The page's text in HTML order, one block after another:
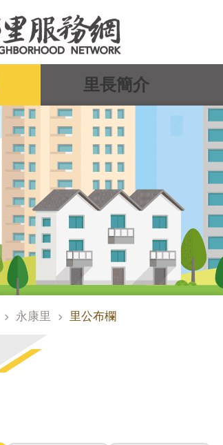
里長簡介
永康里 里公布欄